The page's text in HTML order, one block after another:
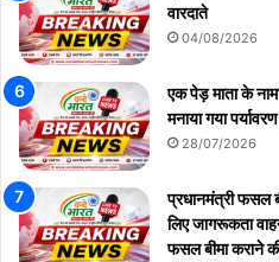
वारदाते
04/08/2026
एक पेड़ माता के
मनाया गया
28/07/2026
प्रधानमंत्री फसल
लिए जागरूकता
फसल बीमा कराने